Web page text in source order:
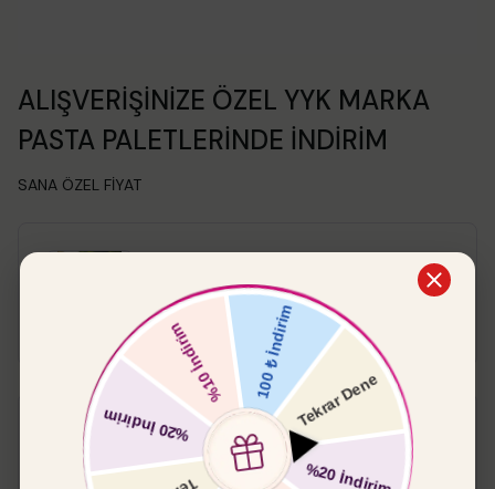
ALIŞVERİŞİNİZE ÖZEL YYK MARKA
PASTA PALETLERİNDE İNDİRİM
SANA ÖZEL FİYAT
₺ 1,399.00
Pasta Paleti Küt
15